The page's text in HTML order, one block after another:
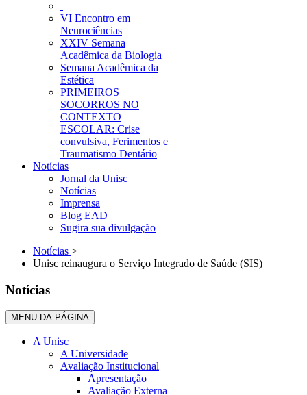
VI Encontro em
Neurociências
XXIV Semana
Acadêmica da Biologia
Semana Acadêmica da
Estética
PRIMEIROS
SOCORROS NO
CONTEXTO
ESCOLAR: Crise
convulsiva, Ferimentos e
Traumatismo Dentário
Notícias
Jornal da Unisc
Notícias
Imprensa
Blog EAD
Sugira sua divulgação
Notícias >
Unisc reinaugura o Serviço Integrado de Saúde (SIS)
Notícias
MENU DA PÁGINA
A Unisc
A Universidade
Avaliação Institucional
Apresentação
Avaliação Externa